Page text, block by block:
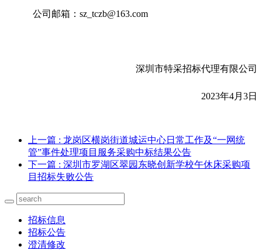
公司邮箱：sz_tczb@163.com
深圳市特采招标代理有限公司
2023年4月3日
上一篇 : 龙岗区横岗街道城运中心日常工作及“一网统
管”事件处理项目服务采购中标结果公告
下一篇 : 深圳市罗湖区翠园东晓创新学校午休床采购项
目招标失败公告
招标信息
招标公告
澄清修改